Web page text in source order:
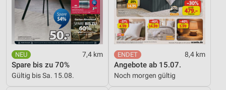
7,4 km
Spare bis zu 70%
Gültig bis Sa. 15.08.
8,4 km
Angebote ab 15.07.
Noch morgen gültig